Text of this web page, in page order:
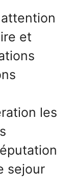
et
les
sejour